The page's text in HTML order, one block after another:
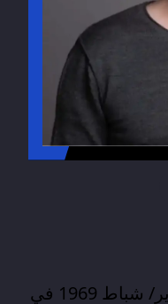
في 3 فبراير/ شباط 1969 في